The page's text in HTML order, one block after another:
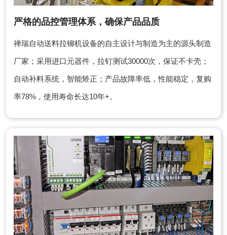
严格的品控管理体系，确保产品品质
禅瑞自动送料拉铆机设备的自主设计与制造为主的源头制造
厂家；采用进口元器件，拉钉测试30000次，保证不卡壳；
自动补料系统，智能矫正；产品故障率低，性能稳定，复购
率78%，使用寿命长达10年+。